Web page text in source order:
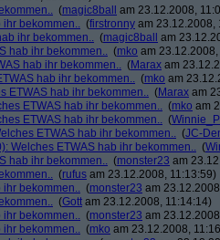
(magic8ball
am 23.12.2008,
ihr bekommen.. (firstronny am 23.12.2008,
ihr bekommen.. (magic8ball
am
hab ihr bekommen.. (mko am
hab ihr bekommen.. (Marax am
hab ihr bekommen.. (mko am
ETWAS hab ihr bekommen.. (Marax am
ETWAS hab ihr bekommen.. (mko am
ETWAS hab ihr bekommen.. (
ETWAS hab ihr bekommen.. (JC-
Welches ETWAS hab ihr bekommen.. (
hab ihr bekommen.. (monster23 am
(rufus am 23.12.2008, 11:13:59)
ihr bekommen.. (monster23 am
(Gott am 23.12.2008, 11:14:14)
ihr bekommen.. (monster23 am
ihr bekommen.. (mko am 23.12.2008,